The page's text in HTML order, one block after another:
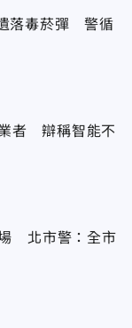
落毒菸彈 警循
者 辯稱智能不
北市警：全市